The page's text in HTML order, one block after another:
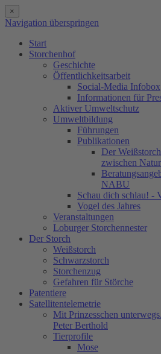
×
Navigation überspringen
Start
Storchenhof
Geschichte
Öffentlichkeitsarbeit
Social-Media Infobox
Informationen für
Aktiver Umweltschutz
Umweltbildung
Führungen
Publikationen
Der
zwischen
NABU
Schau dich schlau! -
Vogel des Jahres
Veranstaltungen
Loburger Storchennester
Der Storch
Weißstorch
Schwarzstorch
Storchenzug
Gefahren für Störche
Patentiere
Satellitentelemetrie
Mit Prinzesschen
Peter Berthold
Tierprofile
Mose